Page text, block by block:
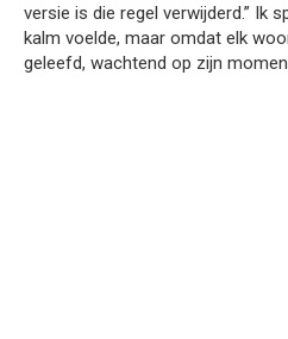
versie is die regel verwijderd.” Ik
kalm voelde, maar omdat elk
geleefd, wachtend op zijn